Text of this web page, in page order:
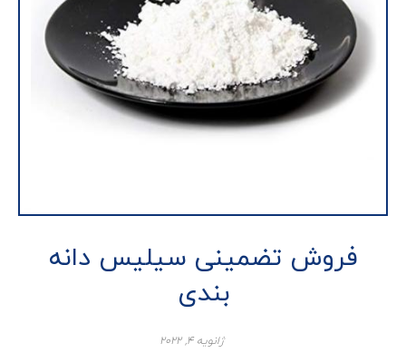
فروش تضمینی سیلیس دانه
بندی
ژانویه ۴, ۲۰۲۲